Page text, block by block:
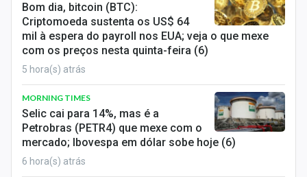
Bom dia, bitcoin (BTC):
Criptomoeda sustenta os US$ 64
mil à espera do payroll nos EUA; veja o que mexe
com os preços nesta quinta-feira (6)
5 hora(s) atrás
MORNING TIMES
Selic cai para 14%, mas é a
Petrobras (PETR4) que mexe com o
mercado; Ibovespa em dólar sobe hoje (6)
6 hora(s) atrás